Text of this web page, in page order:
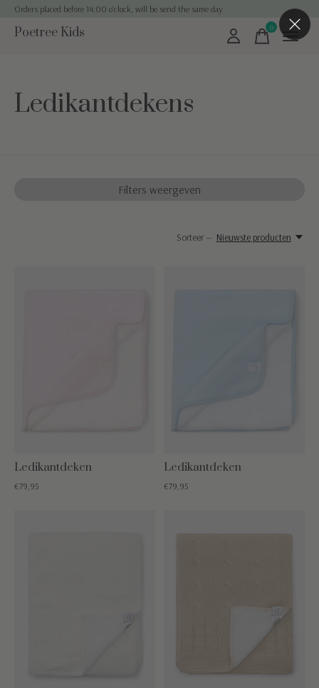
Orders placed before 14:00 o'clock, will be send the same day
Poetree Kids 0items
Ledikantdekens
Filters weergeven
Sorteer — Nieuwste producten
Ledikantdeken
€79,95
Ledikantdeken
€79,95